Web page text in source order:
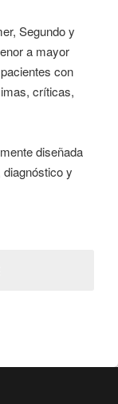
Segundo y
a mayor
con
críticas,
diseñada
y